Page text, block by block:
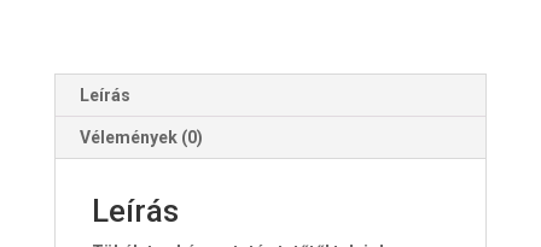
Leírás
Vélemények (0)
Leírás